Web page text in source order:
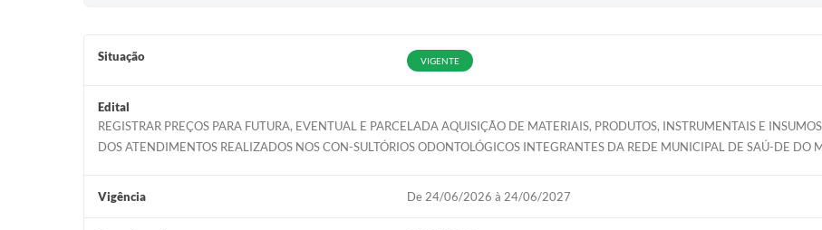
Situação VIGENTE
Edital
REGISTRAR PREÇOS PARA FUTURA, EVENTUAL E PARCELADA AQUISIÇÃO DE MATERIAIS, PRODUTOS, INSTRUMENTAIS E
DOS ATENDIMENTOS REALIZADOS NOS CON-SULTÓRIOS ODONTOLÓGICOS INTEGRANTES DA REDE MUNICIPAL DE SAÚ-DE
Vigência De 24/06/2026 à 24/06/2027